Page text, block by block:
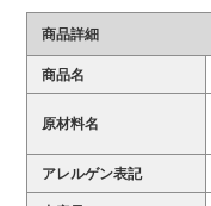
商品詳細
商品名
原材料名
アレルゲン表記